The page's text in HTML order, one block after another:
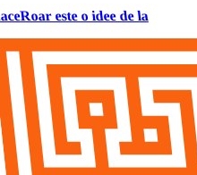
este o idee de la